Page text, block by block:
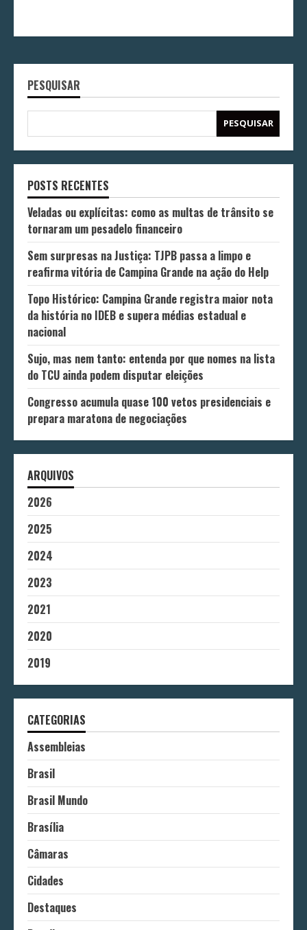
PESQUISAR
PESQUISAR
POSTS RECENTES
Veladas ou explícitas: como as multas de trânsito se
tornaram um pesadelo financeiro
Sem surpresas na Justiça: TJPB passa a limpo e
reafirma vitória de Campina Grande na ação do Help
Topo Histórico: Campina Grande registra maior nota
da história no IDEB e supera médias estadual e
nacional
Sujo, mas nem tanto: entenda por que nomes na lista
do TCU ainda podem disputar eleições
Congresso acumula quase 100 vetos presidenciais e
prepara maratona de negociações
ARQUIVOS
2026
2025
2024
2023
2021
2020
2019
CATEGORIAS
Assembleias
Brasil
Brasil Mundo
Brasília
Câmaras
Cidades
Destaques